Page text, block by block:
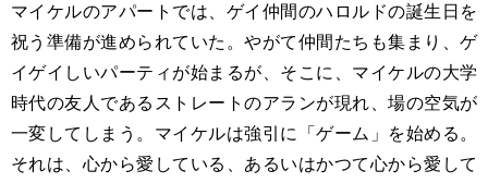
マイケルのアパートでは、ゲイ仲間のハロルドの誕生日を
祝う準備が進められていた。やがて仲間たちも集まり、ゲ
イゲイしいパーティが始まるが、そこに、マイケルの大学
時代の友人であるストレートのアランが現れ、場の空気が
一変してしまう。マイケルは強引に「ゲーム」を始める。
それは、心から愛している、あるいはかつて心から愛して